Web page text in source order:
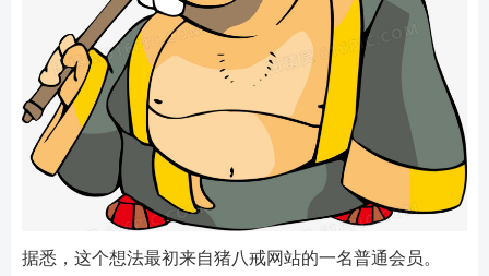
据悉，这个想法最初来自猪八戒网站的一名普通会员。